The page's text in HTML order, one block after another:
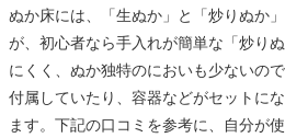
ぬか床には、「生ぬか」と「炒りぬか
が、初心者なら手入れが簡単な「炒り
にくく、ぬか独特のにおいも少ないの
付属していたり、容器などがセットに
ます。下記の口コミを参考に、自分が